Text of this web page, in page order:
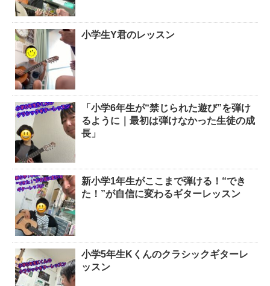
小学生Y君のレッスン
「小学6年生が“禁じられた遊び”を弾け
るように｜最初は弾けなかった生徒の成
長」
新小学1年生がここまで弾ける！“でき
た！”が自信に変わるギターレッスン
小学5年生Kくんのクラシックギターレ
ッスン